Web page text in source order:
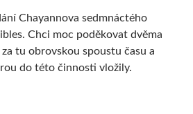
Chayannova sedmnáctého
Chci moc poděkovat dvěma
za tu obrovskou spoustu času a
do této činnosti vložily.